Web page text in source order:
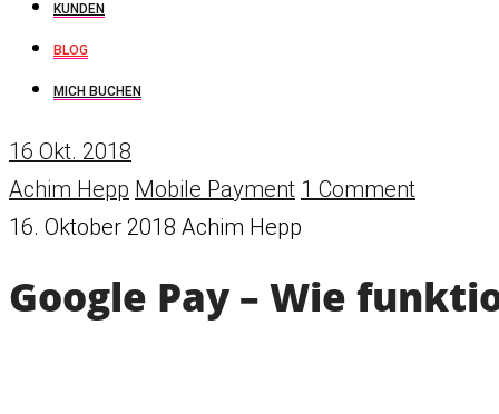
KUNDEN
BLOG
MICH BUCHEN
16 Okt. 2018
Achim Hepp Mobile Payment 1 Comment
16. Oktober 2018 Achim Hepp
Google Pay – Wie